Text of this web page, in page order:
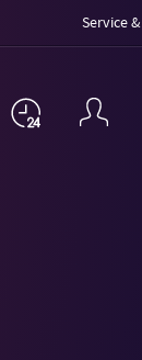
Service